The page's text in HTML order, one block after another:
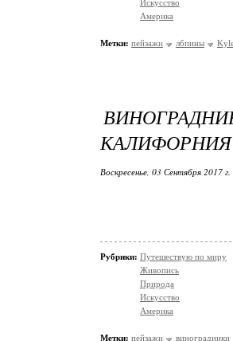
Искусство
Америка
Метки: пейзажи лбпины
КАЛИФОРНИЯ
Воскресенье, 03 Сентября 2017
Рубрики: Путешествую по миру
Живопись
Природа
Искусство
Америка
Метки: пейзажи
виноградники